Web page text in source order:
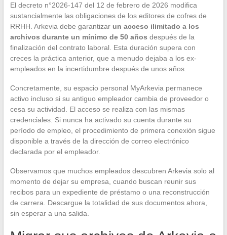
El decreto n°2026-147 del 12 de febrero de 2026 modifica
sustancialmente las obligaciones de los editores de cofres de
RRHH. Arkevia debe garantizar un acceso ilimitado a los
archivos durante un mínimo de 50 años después de la
finalización del contrato laboral. Esta duración supera con
creces la práctica anterior, que a menudo dejaba a los ex-
empleados en la incertidumbre después de unos años.
Concretamente, su espacio personal MyArkevia permanece
activo incluso si su antiguo empleador cambia de proveedor o
cesa su actividad. El acceso se realiza con las mismas
credenciales. Si nunca ha activado su cuenta durante su
período de empleo, el procedimiento de primera conexión sigue
disponible a través de la dirección de correo electrónico
declarada por el empleador.
Observamos que muchos empleados descubren Arkevia solo al
momento de dejar su empresa, cuando buscan reunir sus
recibos para un expediente de préstamo o una reconstrucción
de carrera. Descargue la totalidad de sus documentos ahora,
sin esperar a una salida.